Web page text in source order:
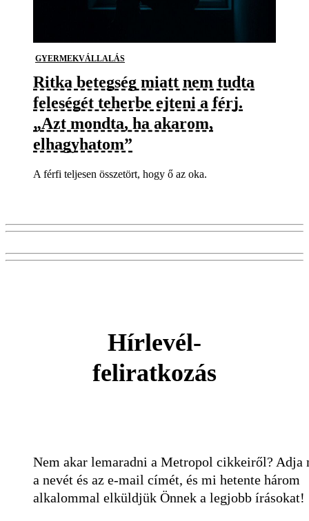
GYERMEKVÁLLALÁS
Ritka betegség miatt nem tudta
feleségét teherbe ejteni a férj.
„Azt mondta, ha akarom,
elhagyhatom”
A férfi teljesen összetört, hogy ő az oka.
Hírlevél-
feliratkozás
Nem akar lemaradni a Metropol cikkeiről? Adja
a nevét és az e-mail címét, és mi hetente három
alkalommal elküldjük Önnek a legjobb írásokat!